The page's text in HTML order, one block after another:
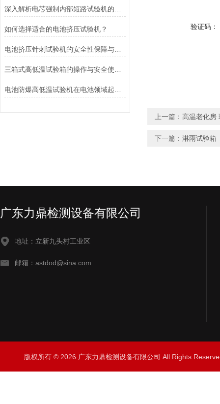
如何选择适合的电池挤压试验机？
电池挤压针刺试验机的安全性保障与风险控制介绍
验证码：
上一篇： 高温老化房
下一篇： 淋雨试验箱
广东力鼎检测设备有限公司
地址：立新九头村工业区
邮箱：astdod@sina.com
版权所有 © 2026 广东力鼎检测设备有限公司 All Rights